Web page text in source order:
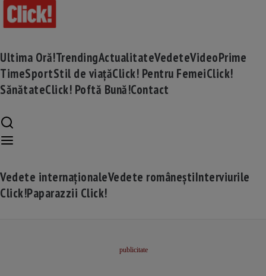
Ultima Oră!TrendingActualitateVedeteVideoPrime
TimeSportStil de viațăClick! Pentru FemeiClick!
SănătateClick! Poftă Bună!Contact
Vedete internaționaleVedete româneștiInterviurile
Click!Paparazzii Click!